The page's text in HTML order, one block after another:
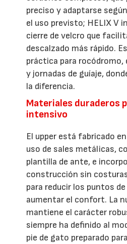
preciso y adaptarse
el uso previsto; HELIX V
cierre de velcro que
descalzado más rápido.
práctica para rocódromo,
y jornadas de guíaje,
la diferencia.
Materiales duraderos
intensivo
El upper está fabricado
uso de sales metálicas,
plantilla de ante, e
construcción sin
para reducir los puntos
aumentar el confort. La
mantiene el carácter
siempre ha definido al
pie de gato preparado